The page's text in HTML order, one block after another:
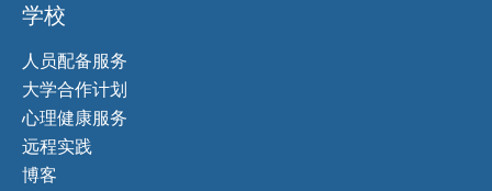
学校
人员配备服务
大学合作计划
心理健康服务
远程实践
博客